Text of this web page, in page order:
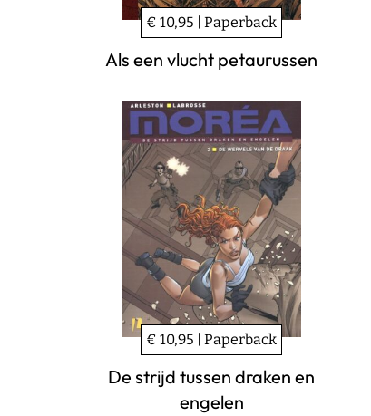
€ 10,95 | Paperback
Als een vlucht petaurussen
€ 10,95 | Paperback
De strijd tussen draken en
engelen